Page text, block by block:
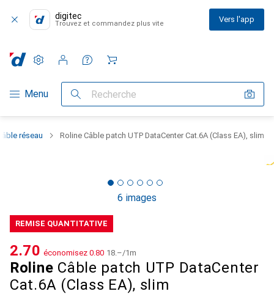
digitec
Trouvez et commandez plus vite Vers l'app
Navigation par catégorie
Menu Recherche
Paramètres
Compte client
Listes de comparaison
Listes d'envies
Panier
réseau Roline Câble patch UTP DataCenter Cat.6A (Class EA), slim
6 images
REMISE QUANTITATIVE
Roline Câble patch UTP DataCenter
Cat.6A (Class EA), slim
CHF
2.70 économisez CHF
0.80 CHF
18.–/1m